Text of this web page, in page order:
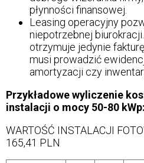
płynności finansowej.
Leasing operacyjny
niepotrzebnej
otrzymuje jedynie
musi prowadzić
amortyzacji czy
Przykładowe wyliczenie
instalacji o mocy 50-80 kWp:
WARTOŚĆ INSTALACJI
165,41 PLN